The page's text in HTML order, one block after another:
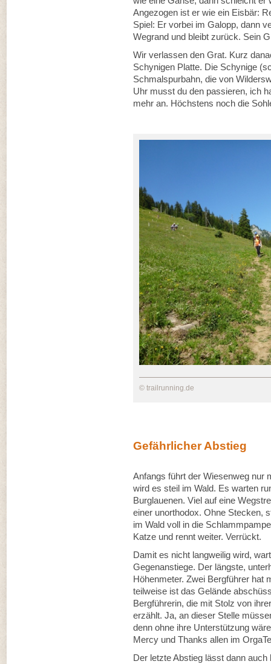
Angezogen ist er wie ein Eisbär:
Spiel: Er vorbei im Galopp, dann
Wegrand und bleibt zurück. Sein
Wir verlassen den Grat. Kurz
Schynigen Platte. Die Schynige
Schmalspurbahn, die von
Uhr musst du den passieren, ich
mehr an. Höchstens noch die
© trailrunning.de
Gefährlicher Abstieg
Anfangs führt der Wiesenweg nur
wird es steil im Wald. Es warten
Burglauenen. Viel auf eine
einer unorthodox. Ohne Stecken,
im Wald voll in die
Katze und rennt weiter. Verrückt.
Damit es nicht langweilig wird,
Gegenanstiege. Der längste,
Höhenmeter. Zwei Bergführer hat
teilweise ist das Gelände
Bergführerin, die mit Stolz von
erzählt. Ja, an dieser Stelle
denn ohne ihre Unterstützung
Mercy und Thanks allen im
Der letzte Abstieg lässt dann